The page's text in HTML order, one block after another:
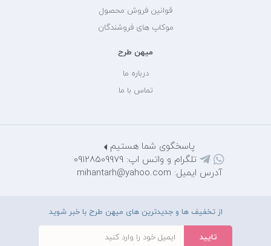
قوانین فروش محصول
موکاپ های فروشندگان
میهن طرح
درباره ما
تماس با ما
پاسخگوی شما هستیم
تلگرام و واتس اپ: 09128509979
آدرس ایمیل: mihantarh@yahoo.com
از تخفیف ها و جدیدترین های میهن طرح با خبر شوید